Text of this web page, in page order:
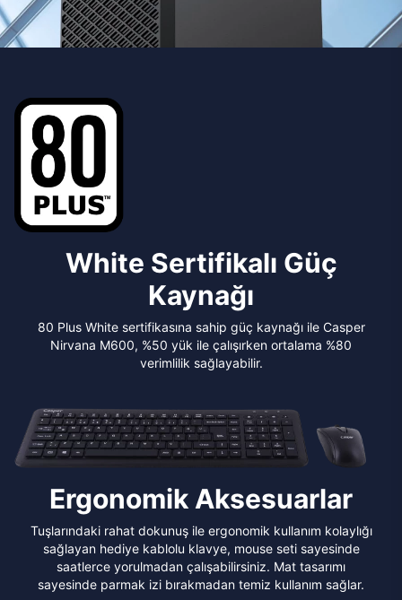
White Sertifikalı Güç
Kaynağı
80 Plus White sertifikasına sahip güç kaynağı ile Casper
Nirvana M600, %50 yük ile çalışırken ortalama %80
verimlilik sağlayabilir.
Ergonomik Aksesuarlar
Tuşlarındaki rahat dokunuş ile ergonomik kullanım kolaylığı
sağlayan hediye kablolu klavye, mouse seti sayesinde
saatlerce yorulmadan çalışabilirsiniz. Mat tasarımı
sayesinde parmak izi bırakmadan temiz kullanım sağlar.